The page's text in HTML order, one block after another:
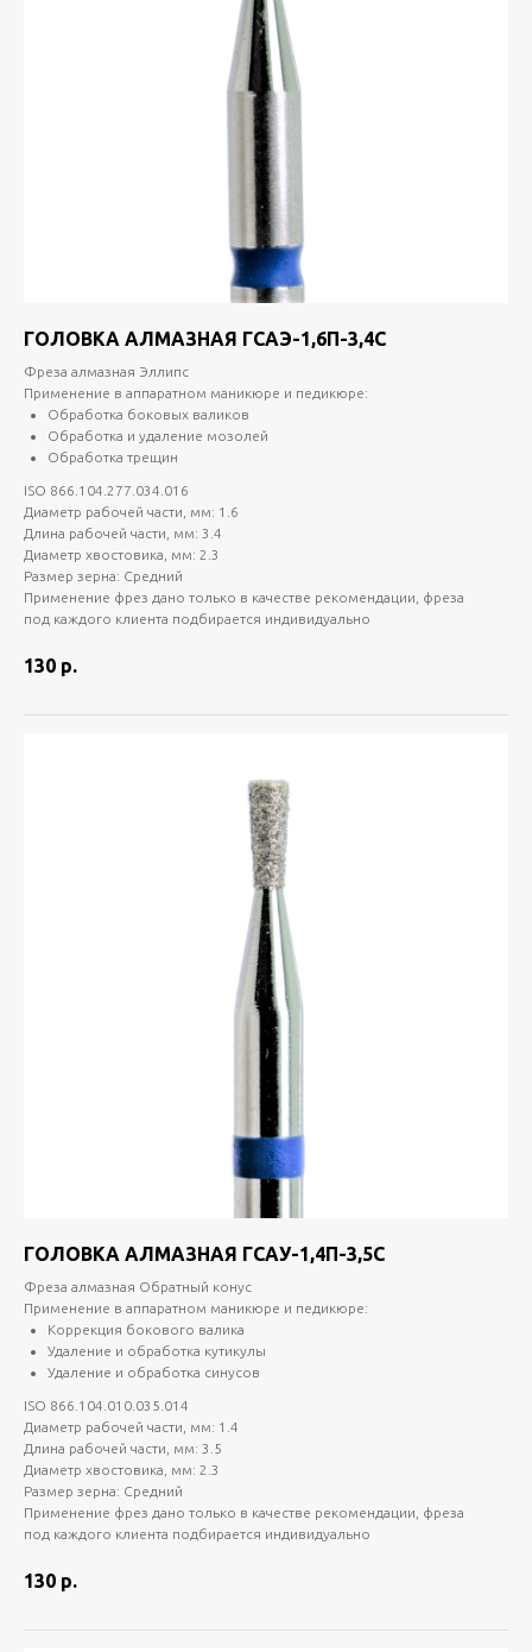
ГОЛОВКА АЛМАЗНАЯ ГСАЭ-1,6П-3,4С
Фреза алмазная Эллипс
Применение в аппаратном маникюре и педикюре:
Обработка боковых валиков
Обработка и удаление мозолей
Обработка трещин
ISO 866.104.277.034.016
Диаметр рабочей части, мм: 1.6
Длина рабочей части, мм: 3.4
Диаметр хвостовика, мм: 2.3
Размер зерна: Средний
Применение фрез дано только в качестве рекомендации, фреза
под каждого клиента подбирается индивидуально
130 р.
ГОЛОВКА АЛМАЗНАЯ ГСАУ-1,4П-3,5С
Фреза алмазная Обратный конус
Применение в аппаратном маникюре и педикюре:
Коррекция бокового валика
Удаление и обработка кутикулы
Удаление и обработка синусов
ISO 866.104.010.035.014
Диаметр рабочей части, мм: 1.4
Длина рабочей части, мм: 3.5
Диаметр хвостовика, мм: 2.3
Размер зерна: Средний
Применение фрез дано только в качестве рекомендации, фреза
под каждого клиента подбирается индивидуально
130 р.